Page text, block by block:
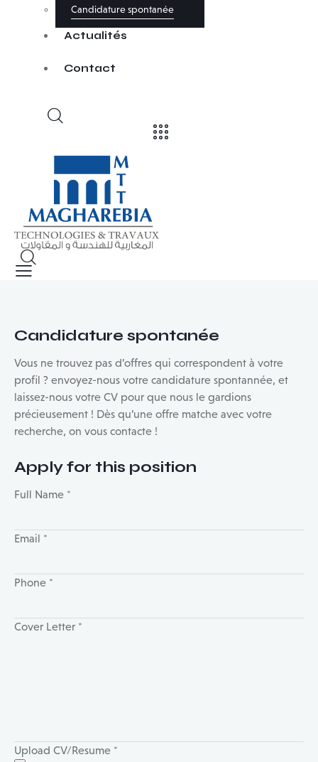
Candidature spontanée
Actualités
Contact
Candidature spontanée
Vous ne trouvez pas d’offres qui correspondent à votre
profil ? envoyez-nous votre candidature spontannée, et
laissez-nous votre CV pour que nous le gardions
précieusement ! Dès qu’une offre matche avec votre
recherche, on vous contacte !
Apply for this position
Full Name *
Email *
Phone *
Cover Letter *
Upload CV/Resume *